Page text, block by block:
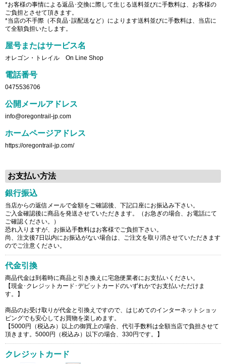
*お客様の事情による返品･交換に際して生じる送料並びに手数料は、お客様の
ご負担とさせて頂きます。
*当店の不手際（不良品･誤配送など）によります送料並びに手数料は、当店に
て全額負担いたします。
屋号またはサービス名
オレゴン・トレイル On Line Shop
電話番号
0475536706
公開メールアドレス
info@oregontrail-jp.com
ホームページアドレス
https://oregontrail-jp.com/
お支払い方法
銀行振込
当店からの返信メールで金額をご確認後、下記口座にお振込み下さい。
ご入金確認後に商品を発送させていただきます。（お急ぎの場合、お電話にて
ご確認ください。）
恐れ入りますが、お振込手数料はお客様でご負担下さい。
尚、注文後7日以内にお振込がない場合は、ご注文を取り消させていただきます
のでご注意ください。
代金引換
商品代金は到着時に商品と引き換えに宅急便業者にお支払いください。
【現金･クレジットカード･デビットカードのいずれかでお支払いただけま
す。】
商品のお受け取りが代金と引換えですので、はじめてのインターネットショッ
ピングでも安心してお買物を楽しめます。
【5000円（税込み）以上の御買上の場合、代引手数料は全額当店で負担させて
頂きます。5000円（税込み）以下の場合、330円です。】
クレジットカード